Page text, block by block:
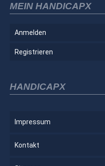
MEIN HANDICAPX
Anmelden
Registrieren
HANDICAPX
Impressum
Kontakt